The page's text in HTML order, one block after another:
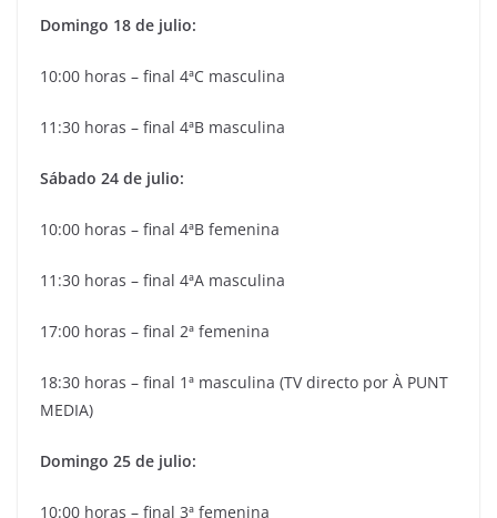
Domingo 18 de julio:
10:00 horas – final 4ªC masculina
11:30 horas – final 4ªB masculina
Sábado 24 de julio:
10:00 horas – final 4ªB femenina
11:30 horas – final 4ªA masculina
17:00 horas – final 2ª femenina
18:30 horas – final 1ª masculina (TV directo por À PUNT
MEDIA)
Domingo 25 de julio:
10:00 horas – final 3ª femenina